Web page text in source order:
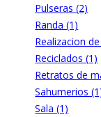
Pulseras (2)
Randa (1)
Realizacion
Reciclados (1)
Retratos de
Sahumerios
Sala (1)